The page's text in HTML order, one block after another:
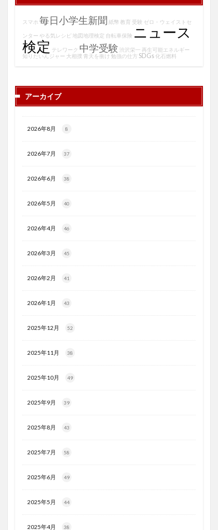
スマホ 毎日小学生新聞 紙幣 教育 受験 ゼロ・ウェイストセ
ンター やる気レシピ 地図地理検定 自転車保険 ニュース
検定 テレワーク 中学受験 渋沢栄一 再生可能エネルギー
知りたいんジャー 大相撲 青天を衝け 勉強の仕方 SDGs 化石燃料
アーカイブ
2026年8月 8
2026年7月 37
2026年6月 38
2026年5月 40
2026年4月 46
2026年3月 45
2026年2月 41
2026年1月 43
2025年12月 52
2025年11月 38
2025年10月 49
2025年9月 39
2025年8月 43
2025年7月 58
2025年6月 49
2025年5月 44
2025年4月 38